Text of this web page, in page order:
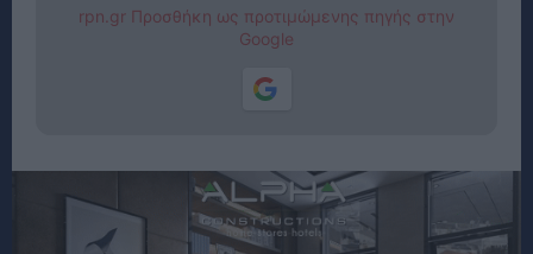
rpn.gr Προσθήκη ως προτιμώμενης πηγής στην
Google